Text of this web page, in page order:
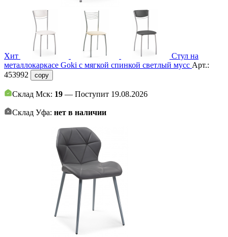
Хит
Стул на
металлокаркасе Goki с мягкой спинкой светлый мусс Арт.:
453992
copy
Склад Мск: 19 — Поступит 19.08.2026
Склад Уфа: нет в наличии